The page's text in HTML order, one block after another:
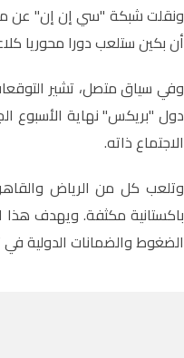
ونقلت شبكة "سي إن إن" عن
أن بكين ستلعب دورا محوريا
وفي سياق متصل، تشير
دول "بريكس" نهاية الأسبوع
الاجتماع ذاته.
وتلعب كل من الرياض
باكستانية مكثفة. ويهدف هذا
الضغوط والضمانات الدولية